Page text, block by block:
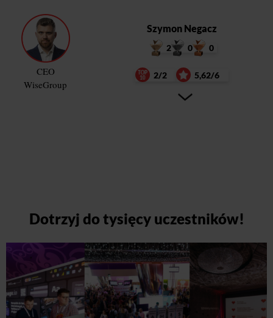
CEO
WiseGroup
Szymon Negacz
2 0 0
2/2 5,62/6
Dotrzyj do tysięcy uczestników!